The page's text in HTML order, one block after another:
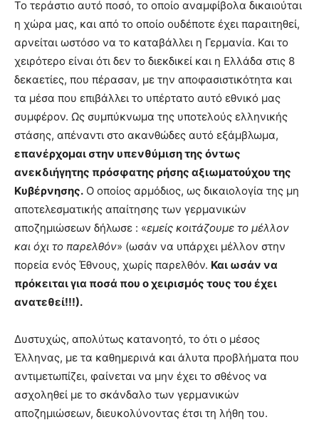
Το τεράστιο αυτό ποσό, το οποίο αναμφίβολα δικαιούται
η χώρα μας, και από το οποίο ουδέποτε έχει παραιτηθεί,
αρνείται ωστόσο να το καταβάλλει η Γερμανία. Και το
χειρότερο είναι ότι δεν το διεκδικεί και η Ελλάδα στις 8
δεκαετίες, που πέρασαν, με την αποφασιστικότητα και
τα μέσα που επιβάλλει το υπέρτατο αυτό εθνικό μας
συμφέρον. Ως συμπύκνωμα της υποτελούς ελληνικής
στάσης, απέναντι στο ακανθώδες αυτό εξάμβλωμα,
επανέρχομαι στην υπενθύμιση της όντως
ανεκδιήγητης πρόσφατης ρήσης αξιωματούχου της
Κυβέρνησης. Ο οποίος αρμόδιος, ως δικαιολογία της μη
αποτελεσματικής απαίτησης των γερμανικών
αποζημιώσεων δήλωσε : «εμείς κοιτάζουμε το μέλλον
και όχι το παρελθόν» (ωσάν να υπάρχει μέλλον στην
πορεία ενός Έθνους, χωρίς παρελθόν. Και ωσάν να
πρόκειται για ποσά που ο χειρισμός τους του έχει
ανατεθεί!!!).
Δυστυχώς, απολύτως κατανοητό, το ότι ο μέσος
Έλληνας, με τα καθημερινά και άλυτα προβλήματα που
αντιμετωπίζει, φαίνεται να μην έχει το σθένος να
ασχοληθεί με το σκάνδαλο των γερμανικών
αποζημιώσεων, διευκολύνοντας έτσι τη λήθη του.